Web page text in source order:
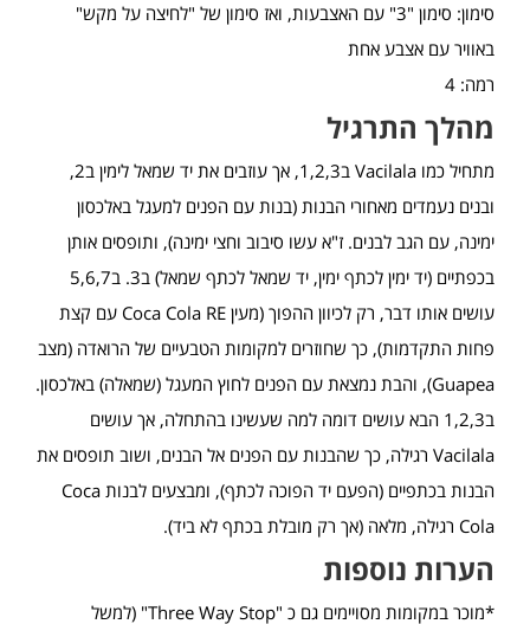
סימון: סימון "3" עם האצבעות, ואז סימון של "לחיצה על מקש"
באוויר עם אצבע אחת
רמה: 4
מהלך התרגיל
מתחיל כמו Vacilala ב1,2,3, אך עוזבים את יד שמאל לימין ב2,
ובנים נעמדים מאחורי הבנות (בנות עם הפנים למעגל באלכסון
ימינה, עם הגב לבנים. ז"א עשו סיבוב וחצי ימינה), ותופסים אותן
בכפתיים (יד ימין לכתף ימין, יד שמאל לכתף שמאל) ב3. ב5,6,7
עושים אותו דבר, רק לכיוון ההפוך (מעין Coca Cola RE עם קצת
פחות התקדמות), כך שחוזרים למקומות הטבעיים של הרואדה (מצב
Guapea), והבת נמצאת עם הפנים לחוץ המעגל (שמאלה) באלכסון.
ב1,2,3 הבא עושים דומה למה שעשינו בהתחלה, אך עושים
Vacilala רגילה, כך שהבנות עם הפנים אל הבנים, ושוב תופסים את
הבנות בכתפיים (הפעם יד הפוכה לכתף), ומבצעים לבנות Coca
Cola רגילה, מלאה (אך רק מובלת בכתף לא ביד).
הערות נוספות
*מוכר במקומות מסויימים גם כ "Three Way Stop" (למשל